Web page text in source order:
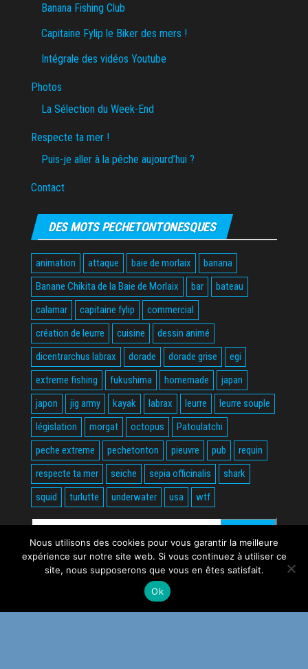
Banana Fishing Club
Capitaine Fylip le Biker des mers !
Intégrale des vidéos Youtube
Photos
La Sélection du Week-End
Respecte ta mer !
Puis-je aller à la pêche aujourd’hui ?
Contact
DES MOTS PECHETONTONESQUES
animation attaque baie de morlaix
banana
Banane Chikita de la Baie de Morlaix
bar
bateau
calamar
capitaine fylip
commercial
création de leurre
cuisine
dessin animé
dicentrarchus labrax
dorade dorade grise
egi
extreme fishing
fukushima homemade
japan
japon
jig army kayak labrax leurre
leurre souple
législation
morgat octopus
Patoulatchi
peche extreme
pechetonton pieuvre pub
requin
respecte ta mer
seiche sepia officinalis
shark
squid
turlutte underwater usa wtf
Rechercher :
WordPress
Nous utilisons des cookies pour vous garantir la meilleure
expérience sur notre site web. Si vous continuez à utiliser ce
site, nous supposerons que vous en êtes satisfait.
Ok